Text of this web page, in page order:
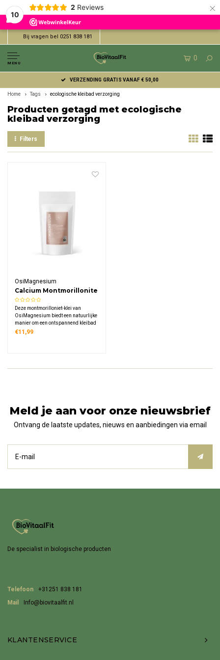
10
2 Reviews ×
Bij vragen bel 0251 838 181
MENU
0
VERZENDING GRATIS VANAF € 50,00
Home Tags ecologische kleibad verzorging
Producten getagd met ecologische
kleibad verzorging
Filters
OsiMagnesium
Calcium Montmorillonite
Clay Bath
Deze montmorilloniet-klei van
OsiMagnesium biedt een natuurlijke
manier om een ontspannend kleibad
te nemen of een verzorgend masker
€11,99
Meld je aan voor onze nieuwsbrief
Ontvang de laatste updates, nieuws en aanbiedingen via email
De specialist in biologische producten
Telefoon
+31251 838 181
Mail
Info@biovitaalfit.nl
KLANTENSERVICE